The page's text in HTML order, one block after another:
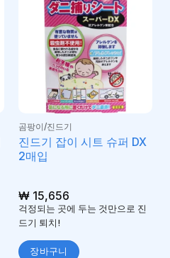
곰팡이/진드기
진드기 잡이 시트 슈퍼 DX
2매입
₩15,656
걱정되는 곳에 두는 것만으로 진
드기 퇴치!
장바구니